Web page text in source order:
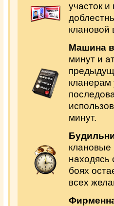
участок и
клановой
Машина
минут и
кланерам
минут.
клановые
находясь
боях
всех